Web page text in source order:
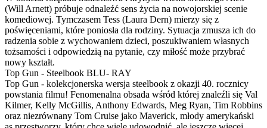
(Will Arnett) próbuje odnaleźć sens życia na nowojorskiej scenie
komediowej. Tymczasem Tess (Laura Dern) mierzy się z
poświęceniami, które poniosła dla rodziny. Sytuacja zmusza ich do
radzenia sobie z wychowaniem dzieci, poszukiwaniem własnych
tożsamości i odpowiedzią na pytanie, czy miłość może przybrać
nowy kształt.
Top Gun - Steelbook BLU- RAY
Top Gun - kolekcjonerska wersja steelbook z okazji 40. rocznicy
powstania filmu! Fenomenalna obsada wśród której znaleźli się Val
Kilmer, Kelly McGillis, Anthony Edwards, Meg Ryan, Tim Robbins
oraz niezrównany Tom Cruise jako Maverick, młody amerykański